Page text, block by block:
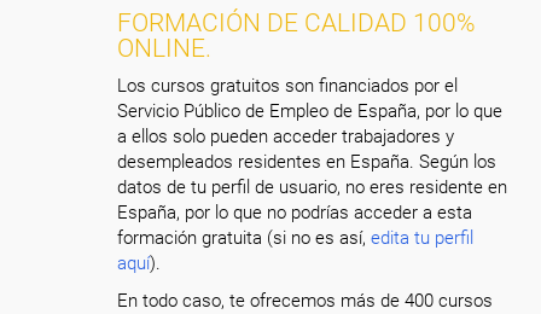
FORMACIÓN DE CALIDAD 100%
ONLINE.
Los cursos gratuitos son financiados por el
Servicio Público de Empleo de España, por lo que
a ellos solo pueden acceder trabajadores y
desempleados residentes en España. Según los
datos de tu perfil de usuario, no eres residente en
España, por lo que no podrías acceder a esta
formación gratuita (si no es así,edita tu perfil
aquí).
En todo caso, te ofrecemos más de 400 cursos